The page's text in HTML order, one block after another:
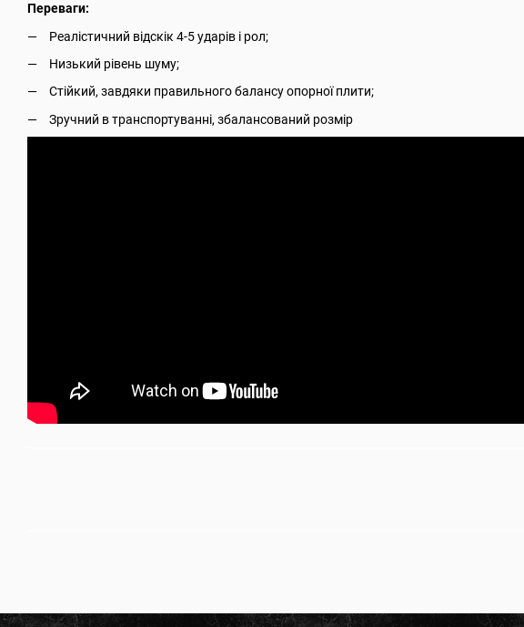
Переваги:
Реалістичний відскік 4-5 ударів і рол;
Низький рівень шуму;
Стійкий, завдяки правильного балансу опорної плити;
Зручний в транспортуванні, збалансований розмір